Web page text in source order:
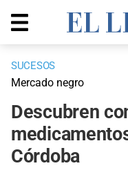
SUCESOS
Mercado negro
Descubren
Córdoba